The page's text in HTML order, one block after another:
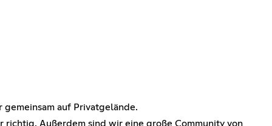
auf Privatgelände.
Außerdem sind wir eine große Community von